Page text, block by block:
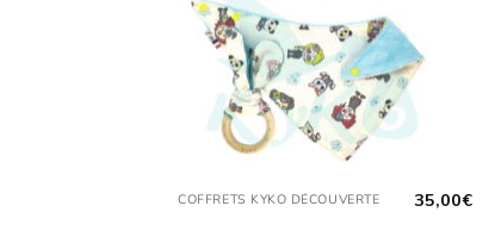
COFFRETS KYKO DÉCOUVERTE 35,00€